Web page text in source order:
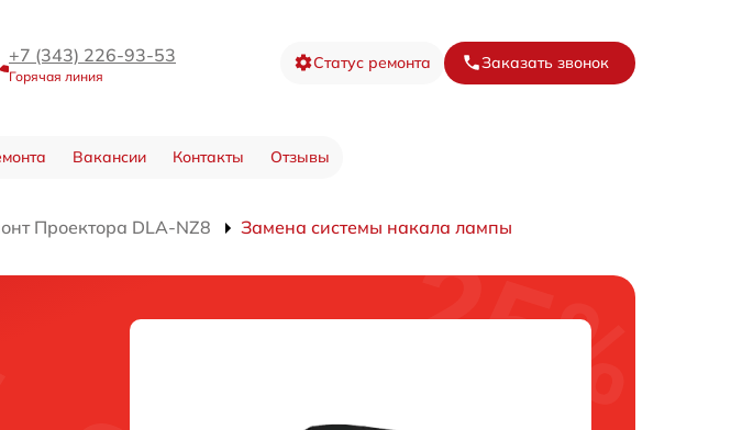
+7 (343) 226-93-53
Горячая линия
Статус ремонта Заказать звонок
Вакансии Контакты Отзывы
Проектора DLA-NZ8 Замена системы накала лампы